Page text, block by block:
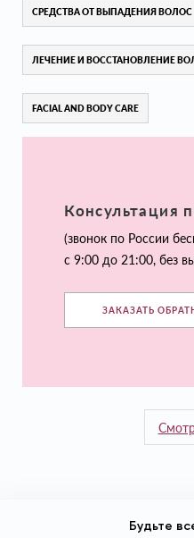
СРЕДСТВА ОТ ВЫПАДЕНИЯ ВОЛОС
ЛЕЧЕНИЕ И ВОССТАНОВЛЕНИЕ
FACIAL AND BODY CARE
Консультация
(звонок по России
с 9:00 до 21:00, без
ЗАКАЗАТЬ
Будьте